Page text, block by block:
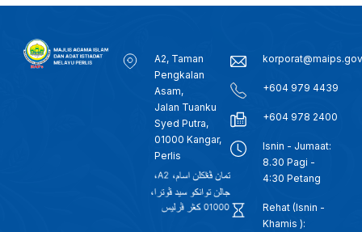
A2, Taman
Pengkalan
Asam,
Jalan Tuanku
Syed Putra,
01000 Kangar,
Perlis
+604 979 4439
+604 978 2400
Isnin - Jumaat:
8.30 Pagi -
4:30 Petang
Rehat (Isnin -
Khamis ):